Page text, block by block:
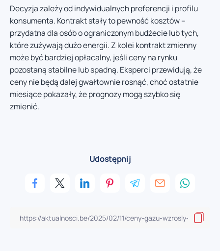
Decyzja zależy od indywidualnych preferencji i profilu
konsumenta. Kontrakt stały to pewność kosztów –
przydatna dla osób o ograniczonym budżecie lub tych,
które zużywają dużo energii. Z kolei kontrakt zmienny
może być bardziej opłacalny, jeśli ceny na rynku
pozostaną stabilne lub spadną. Eksperci przewidują, że
ceny nie będą dalej gwałtownie rosnąć, choć ostatnie
miesiące pokazały, że prognozy mogą szybko się
zmienić.
Udostępnij